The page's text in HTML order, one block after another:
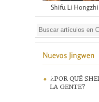
Shifu Li Hongzhi
Nuevos Jingwen
¿POR QUÉ
LA GENTE?